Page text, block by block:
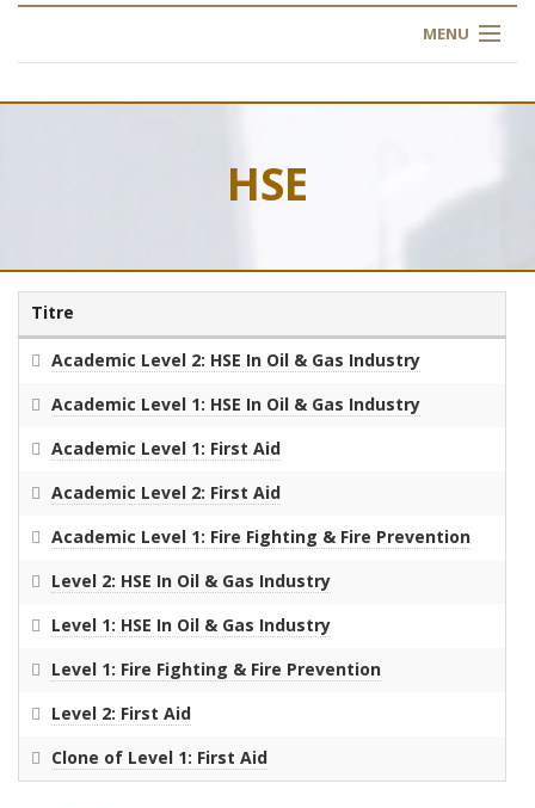
MENU
INSCRIPTION
CONTACT
ARTICLES
HSE
Titre
Academic Level 2: HSE In Oil & Gas Industry
Academic Level 1: HSE In Oil & Gas Industry
Academic Level 1: First Aid
Academic Level 2: First Aid
Academic Level 1: Fire Fighting & Fire Prevention
Level 2: HSE In Oil & Gas Industry
Level 1: HSE In Oil & Gas Industry
Level 1: Fire Fighting & Fire Prevention
Level 2: First Aid
Clone of Level 1: First Aid